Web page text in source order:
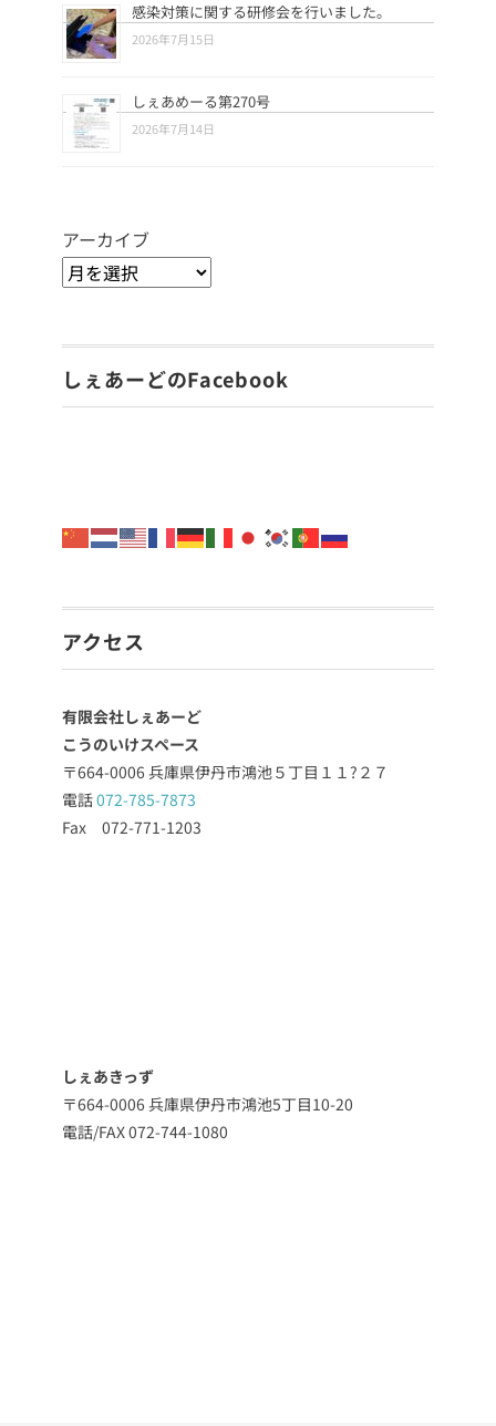
感染対策に関する研修会を行いました。
2026年7月15日
しぇあめーる第270号
2026年7月14日
アーカイブ
しぇあーどのFacebook
アクセス
有限会社しぇあーど
こうのいけスペース
〒664-0006 兵庫県伊丹市鴻池５丁目１１?２７
電話072-785-7873
Fax 072-771-1203
しぇあきっず
〒664-0006 兵庫県伊丹市鴻池5丁目10-20
電話/FAX 072-744-1080